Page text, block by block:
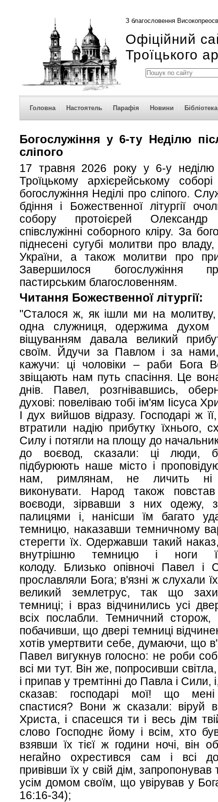
З благословення
Офіційний
Троїцького
Головна Настоятель Парафія Новини Бібліотека
Богослужіння у 6-ту Неділю
сліпого
17 травня 2026 року у 6-у неділю
Троїцькому архієрейському
богослужіння Неділі про сліпого.
бдіння і Божественної літургії
собору протоієрей
співслужінні соборного кліру. За
піднесені сугубі молитви про
України, а також молитви про
Завершилося богослужіння
пастирським благословенням.
Читання Божественної літургії:
"Сталося ж, як ішли ми на молитву,
одна служниця, одержима духом
віщуванням давала великий
своїм. Йдучи за Павлом і за
кажучи: ці чоловіки – раби Бога
звіщають нам путь спасіння. Це
днів. Павел, розгнівавшись,
духові: повеліваю тобі ім'ям Іісуса
І дух вийшов відразу. Господарі ж
втратили надію прибутку їхнього,
Силу і потягли на площу до
до воєвод, сказали: ці люди,
підбурюють наше місто і
нам, римлянам, не личить ні
виконувати. Народ також
воєводи, зірвавши з них одежу,
палицями і, нанісши їм багато
темницю, наказавши темничному
стерегти їх. Одержавши такий
внутрішню темницю і ноги
колоду. Близько опівночі Павел і
прославляли Бога; в'язні ж слухали
великий землетрус, так що
темниці; і враз відчинились усі
всіх послабли. Темничний сторож,
побачивши, що двері темниці
хотів умертвити себе, думаючи, що
Павел вигукнув голосно: не роби
всі ми тут. Він же, попросивши
і припав у тремтінні до Павла і Сили,
сказав: господарі мої! що
спастися? Вони ж сказали: віруй в
Христа, і спасешся ти і весь дім
слово Господнє йому і всім, хто
взявши їх тієї ж години ночі, він
негайно охрестився сам і всі
привівши їх у свій дім, запропонував
усім домом своїм, що увірував у
16:16-34);